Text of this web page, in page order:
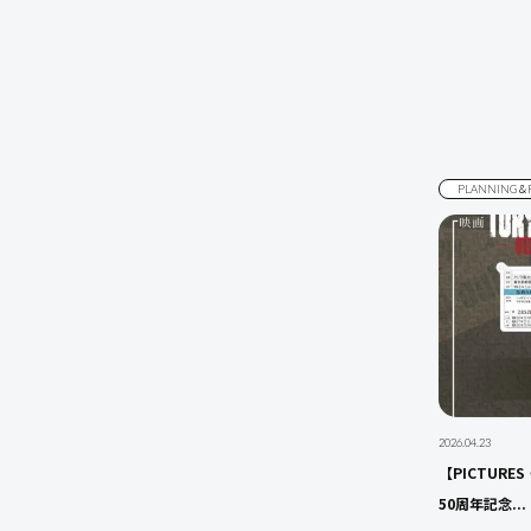
PLANNING＆
2026.04.23
【
50周年記念...